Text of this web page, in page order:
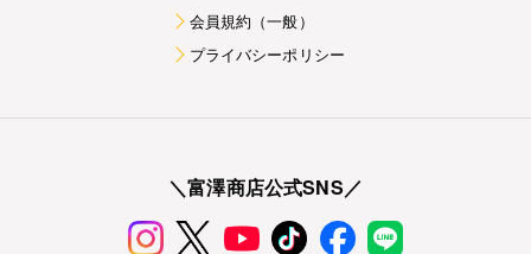
会員規約（一般）
プライバシーポリシー
＼富澤商店公式SNS／